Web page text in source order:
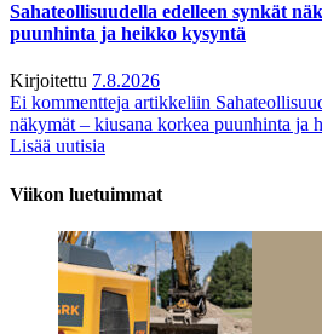
Sahateollisuudella edelleen synkät
puunhinta ja heikko kysyntä
Kirjoitettu 7.8.2026
Ei kommentteja artikkeliin
näkymät – kiusana korkea puunhinta ja
Lisää uutisia
Viikon luetuimmat